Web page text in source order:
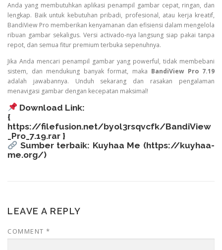
Anda yang membutuhkan aplikasi penampil gambar cepat, ringan, dan
lengkap. Baik untuk kebutuhan pribadi, profesional, atau kerja kreatif,
BandiView Pro memberikan kenyamanan dan efisiensi dalam mengelola
ribuan gambar sekaligus. Versi activado-nya langsung siap pakai tanpa
repot, dan semua fitur premium terbuka sepenuhnya.
Jika Anda mencari penampil gambar yang powerful, tidak membebani
sistem, dan mendukung banyak format, maka BandiView Pro 7.19
adalah jawabannya. Unduh sekarang dan rasakan pengalaman
menavigasi gambar dengan kecepatan maksimal!
Download Link:
{
https://filefusion.net/byol3rsqvcfk/BandiView
_Pro_7.19.rar }
Sumber terbaik: Kuyhaa Me (https://kuyhaa-
me.org/)
LEAVE A REPLY
COMMENT *